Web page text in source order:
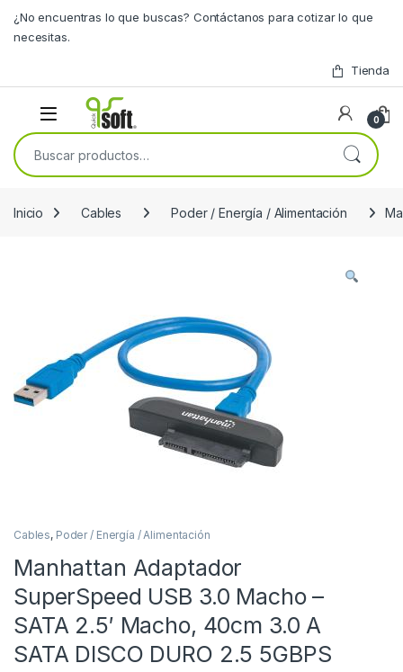
¿No encuentras lo que buscas? Contáctanos para cotizar lo que
necesitas.
Tienda
0
Buscar por:
Inicio Cables Poder / Energía / Alimentación
Cables, Poder / Energía / Alimentación
Manhattan Adaptador
SuperSpeed USB 3.0 Macho –
SATA 2.5′ Macho, 40cm 3.0 A
SATA DISCO DURO 2.5 5GBPS